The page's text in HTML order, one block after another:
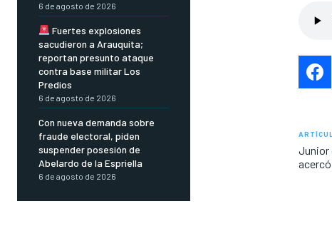
6 de agosto de 2026
Fuertes explosiones
sacudieron a Arauquita;
reportan presunto ataque
contra base militar Los
Predios
6 de agosto de 2026
Con nueva demanda sobre
fraude electoral, piden
suspender posesión de
Abelardo de la Espriella
6 de agosto de 2026
Junior